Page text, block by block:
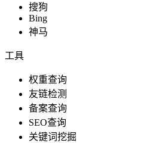
搜狗
Bing
神马
工具
权重查询
友链检测
备案查询
SEO查询
关键词挖掘